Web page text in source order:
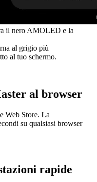
il nero AMOLED e la
al grigio più
al tuo schermo.
al browser
Web Store. La
su qualsiasi browser
rapide